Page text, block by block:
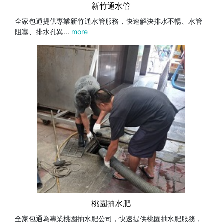
新竹通水管
全家包通提供專業新竹通水管服務，快速解決排水不暢、水管
阻塞、排水孔異... more
桃園抽水肥
全家包通為專業桃園抽水肥公司，快速提供桃園抽水肥服務，